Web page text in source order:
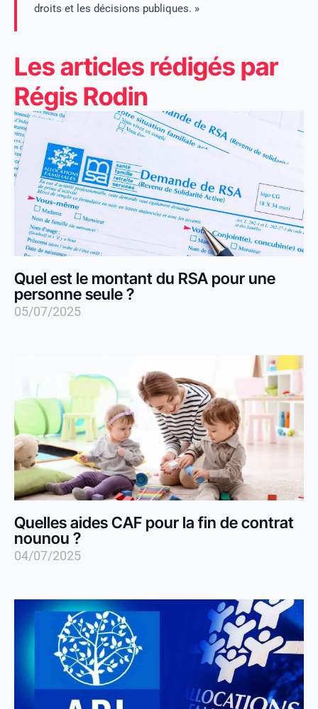
droits et les décisions publiques. »
Les articles rédigés par
Régis Rodin
Quel est le montant du RSA pour une
personne seule ?
05/07/2025
Quelles aides CAF pour la fin de contrat
nounou ?
04/07/2025